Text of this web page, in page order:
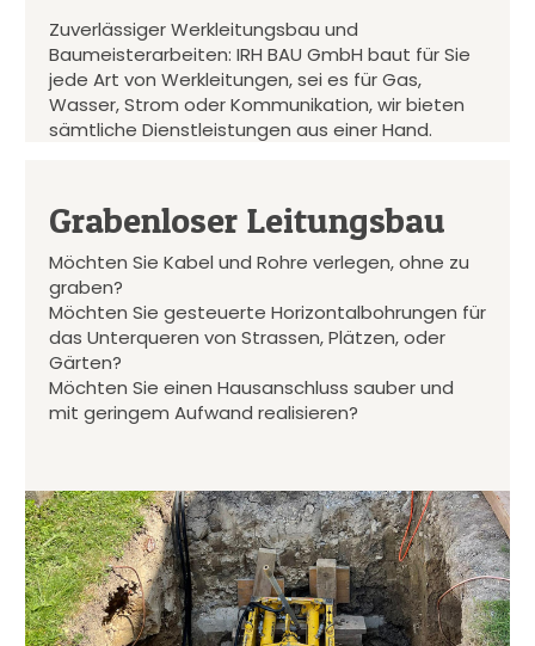
Zuverlässiger Werkleitungsbau und
Baumeisterarbeiten: IRH BAU GmbH baut für Sie
jede Art von Werkleitungen, sei es für Gas,
Wasser, Strom oder Kommunikation, wir bieten
sämtliche Dienstleistungen aus einer Hand.
Grabenloser Leitungsbau
Möchten Sie Kabel und Rohre verlegen, ohne zu
graben?
Möchten Sie gesteuerte Horizontalbohrungen für
das Unterqueren von Strassen, Plätzen, oder
Gärten?
Möchten Sie einen Hausanschluss sauber und
mit geringem Aufwand realisieren?